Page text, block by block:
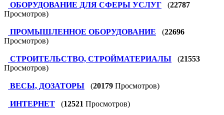
ОБОРУДОВАНИЕ ДЛЯ СФЕРЫ УСЛУГ (22787
Просмотров)
ПРОМЫШЛЕННОЕ ОБОРУДОВАНИЕ (22696
Просмотров)
СТРОИТЕЛЬСТВО, СТРОЙМАТЕРИАЛЫ (21553
Просмотров)
ВЕСЫ, ДОЗАТОРЫ (20179 Просмотров)
ИНТЕРНЕТ (12521 Просмотров)